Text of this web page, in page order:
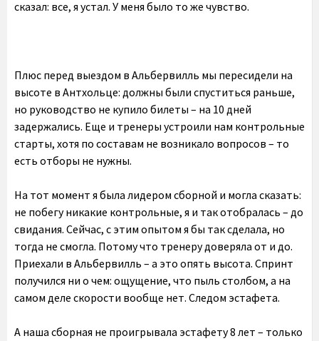
сказал: все, я устал. У меня было то же чувство.
Плюс перед выездом в Альбервилль мы пересидели на
высоте в Антхольце: должны были спуститься раньше,
но руководство не купило билеты – на 10 дней
задержались. Еще и тренеры устроили нам контрольные
старты, хотя по составам не возникало вопросов – то
есть отборы не нужны.
На тот момент я была лидером сборной и могла сказать:
не побегу никакие контрольные, я и так отобралась – до
свидания. Сейчас, с этим опытом я бы так сделала, но
тогда не смогла. Потому что тренеру доверяла от и до.
Приехали в Альбервилль – а это опять высота. Спринт
получился ни о чем: ощущение, что пыль столбом, а на
самом деле скорости вообще нет. Следом эстафета.
А наша сборная не проигрывала эстафету 8 лет – только